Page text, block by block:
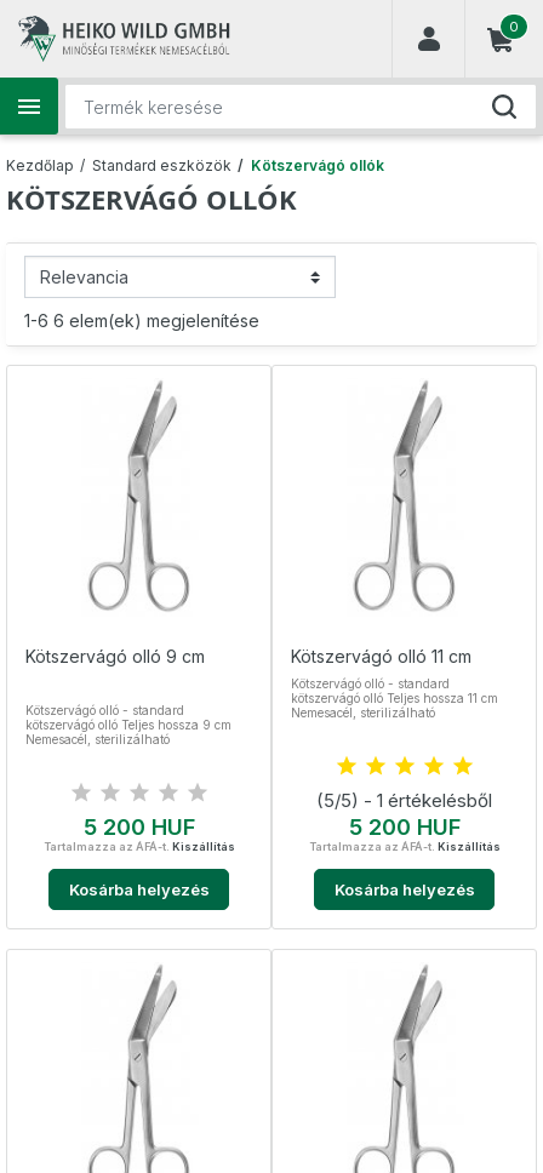
0

Kezdőlap Standard eszközök Kötszervágó ollók
KÖTSZERVÁGÓ OLLÓK
1-6 6 elem(ek) megjelenítése
Kötszervágó olló 9 cm
Kötszervágó olló - standard
kötszervágó olló Teljes hossza 9 cm
Nemesacél, sterilizálható
Ár
5 200 HUF
Tartalmazza az ÁFÁ-t. Kiszállítás
Kosárba helyezés
Kötszervágó olló 11 cm
Kötszervágó olló - standard
kötszervágó olló Teljes hossza 11 cm
Nemesacél, sterilizálható
(5/5) - 1 értékelésből
Ár
5 200 HUF
Tartalmazza az ÁFÁ-t. Kiszállítás
Kosárba helyezés